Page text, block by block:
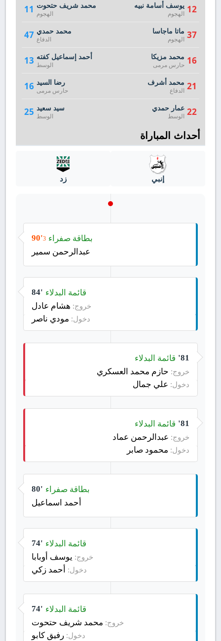
11 محمد شريف حتحوت
الهجوم
47 محمد حمدي
الدفاع
13 أحمد إسماعيل كفته
الوسط
16 رضا السيد
حارس مرمى
25 سيد سعيد
الوسط
12 يوسف أسامة نبيه
الهجوم
37 ماتا ماجاسا
الهجوم
16 محمد مزيكا
حارس مرمى
21 محمد أشرف
الدفاع
22 عمار حمدي
الوسط
أحداث المباراة
إنبي زد
90'3 بطاقة صفراء
عبدالرحمن سمير
84' قائمة البدلاء
خروج: هشام عادل
دخول: مودي ناصر
81' قائمة البدلاء
خروج: حازم محمد العسكري
دخول: علي جمال
81' قائمة البدلاء
خروج: عبدالرحمن عماد
دخول: محمود صابر
80' بطاقة صفراء
أحمد اسماعيل
74' قائمة البدلاء
خروج: يوسف أوبابا
دخول: أحمد زكي
74' قائمة البدلاء
خروج: محمد شريف حتحوت
دخول: رفيق كابو